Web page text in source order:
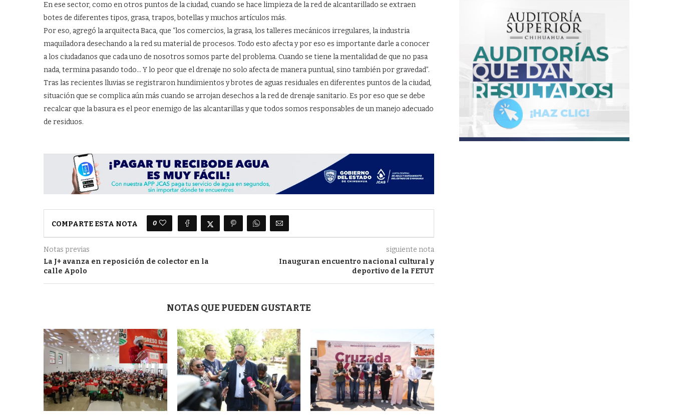
En ese sector, como en otros puntos de la ciudad, cuando se hace limpieza de la red de alcantarillado se extraen
botes de diferentes tipos, grasa, trapos, botellas y muchos artículos más.
Por eso, agregó la arquitecta Baca, que “los comercios, la grasa, los talleres mecánicos irregulares, la industria
maquiladora desechando a la red su material de procesos. Todo esto afecta y por eso es importante darle a conocer
a los ciudadanos que cada uno de nosotros somos parte del problema. Cuando se tiene la mentalidad de que no pasa
nada, termina pasando todo… Y lo peor que el drenaje no solo afecta de manera puntual, sino también por gravedad”.
Tras las recientes lluvias se registraron hundimientos y brotes de aguas residuales en diferentes puntos de la ciudad,
situación que se complica aún más cuando se arrojan desechos a la red de drenaje sanitario. Es por eso que se debe
recalcar que la basura es el peor enemigo de las alcantarillas y que todos somos responsables de un manejo adecuado
de residuos.
COMPARTE ESTA NOTA 0
Notas previas
La J+ avanza en reposición de colector en la
calle Apolo
siguiente nota
Inauguran encuentro nacional cultural y
deportivo de la FETUT
NOTAS QUE PUEDEN GUSTARTE